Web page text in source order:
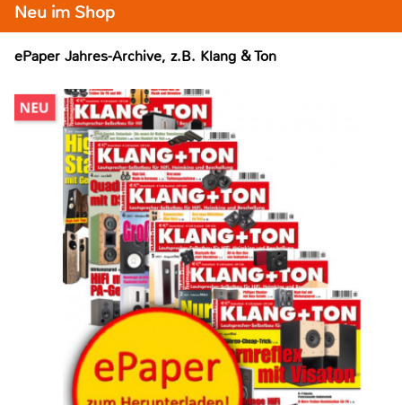
Neu im Shop
ePaper Jahres-Archive, z.B. Klang & Ton